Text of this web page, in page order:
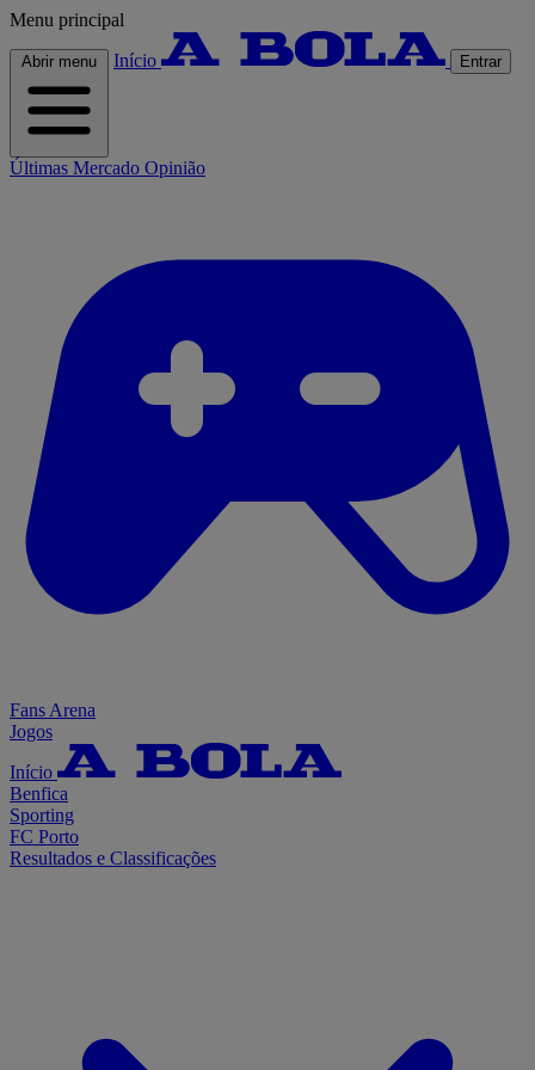
Menu principal
Abrir menu Início Entrar
Últimas Mercado Opinião
Fans Arena
Jogos
Início
Benfica
Sporting
FC Porto
Resultados e Classificações